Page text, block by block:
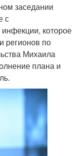
заседании
с
которое
регионов по
Михаила
плана и